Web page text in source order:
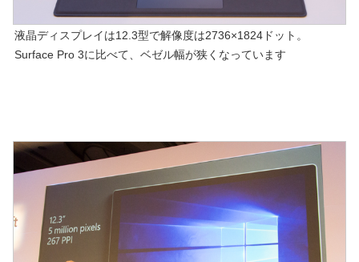
液晶ディスプレイは12.3型で解像度は2736×1824ドット。
Surface Pro 3に比べて、ベゼル幅が狭くなっています